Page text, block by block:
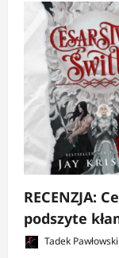
RECENZJA:
podszyte
Tadek Pawłowski